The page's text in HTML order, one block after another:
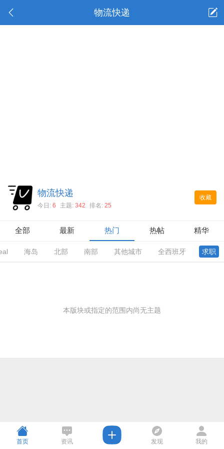
物流快递
收藏
物流快递
今日: 6 主题: 342 排名: 25
全部 最新 热门 热帖 精华
海岛 北部 南部 其他城市 全西班牙 求职
本版块或指定的范围内尚无主题
首页 资讯 发现 我的